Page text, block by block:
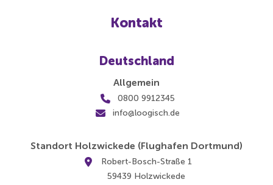
Kontakt
Deutschland
Allgemein
0800 9912345
info@loogisch.de
Standort Holzwickede (Flughafen Dortmund)
Robert-Bosch-Straße 1
59439 Holzwickede